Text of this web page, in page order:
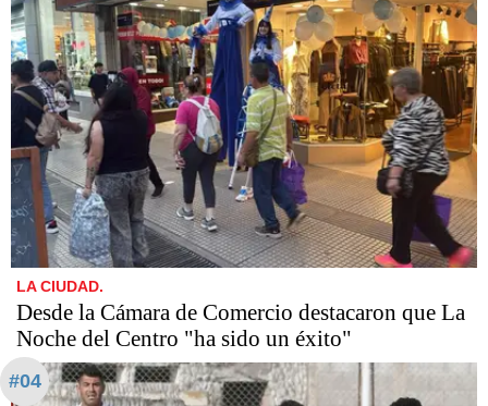
LA CIUDAD.
Desde la Cámara de Comercio destacaron que La
Noche del Centro "ha sido un éxito"
#04